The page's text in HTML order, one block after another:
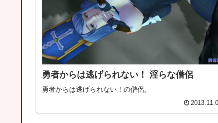
勇者からは逃げられない！ 淫らな僧侶
勇者からは逃げられない！の僧侶。